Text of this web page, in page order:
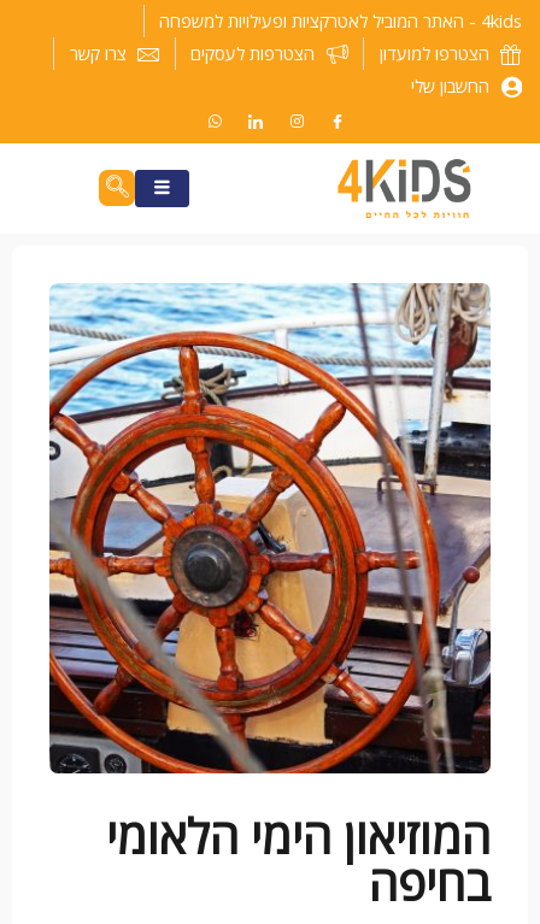
דילוג
לתוכן
4kids - האתר המוביל לאטרקציות ופעילויות למשפחה
הצטרפו למועדון
הצטרפות לעסקים
צרו קשר
החשבון שלי
המוזיאון הימי הלאומי
בחיפה